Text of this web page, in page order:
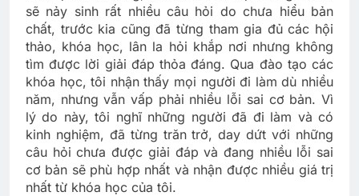
sẽ nảy sinh rất nhiều câu hỏi do chưa hiểu bản
chất, trước kia cũng đã từng tham gia đủ các hội
thảo, khóa học, lân la hỏi khắp nơi nhưng không
tìm được lời giải đáp thỏa đáng. Qua đào tạo các
khóa học, tôi nhận thấy mọi người đi làm dù nhiều
năm, nhưng vẫn vấp phải nhiều lỗi sai cơ bản. Vì
lý do này, tôi nghĩ những người đã đi làm và có
kinh nghiệm, đã từng trăn trở, day dứt với những
câu hỏi chưa được giải đáp và đang nhiều lỗi sai
cơ bản sẽ phù hợp nhất và nhận được nhiều giá trị
nhất từ khóa học của tôi.